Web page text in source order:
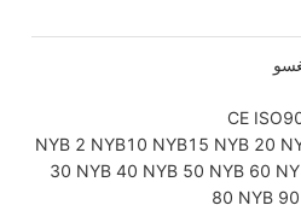
CE
NYB 2 NYB10 NYB15 NYB 20
30 NYB 40 NYB 50 NYB 60
80 NYB